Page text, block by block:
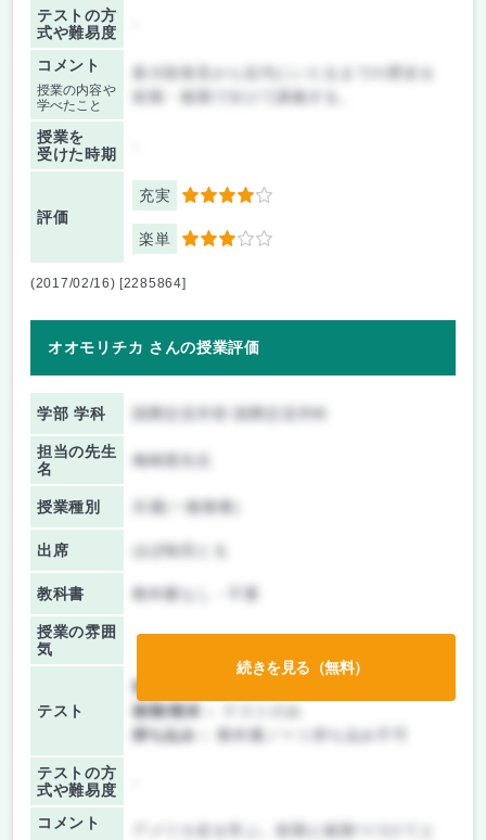
テストの方
式や難易度
コメント
授業の内容や
学べたこと
前期・後期で分けて講義する。
授業を
受けた時期
評価
充実 4
楽単 3
(2017/02/16) [2285864]
オオモリチカ さんの授業評価
学部 学科
担当の先生
名
梅崎透先生
授業種別 共通(一般教養)
出席 ほぼ毎回とる
教科書 教科書なし・不要
授業の雰囲
気
テスト
前期/中間：
後期/期末：
持ち込み：
教科書ノート持ち込み不可
テストの方
式や難易度
コメント アメリカ史を学ぶ。前期と後期つづけてと
続きを見る（無料）